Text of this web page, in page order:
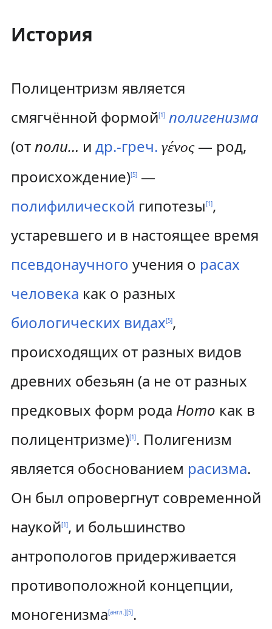
История
Полицентризм является
смягчённой формой[1] полигенизма
(отполи… и др.-греч. γένος— род,
происхождение)[5]—
полифилической гипотезы[1],
устаревшего и в настоящее время
псевдонаучного учения о расах
человека как о разных
биологических видах[5],
происходящих от разных видов
древних обезьян (а не от разных
предковых форм рода Homo как в
полицентризме)[1]. Полигенизм
является обоснованием расизма.
Он был опровергнут современной
наукой[1], и большинство
антропологов придерживается
противоположной концепции,
моногенизма[англ.][5].